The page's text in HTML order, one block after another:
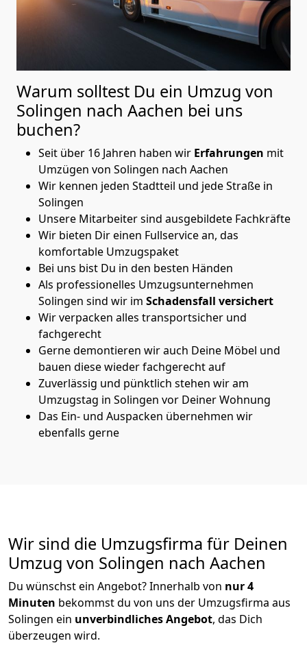
Warum solltest Du ein Umzug von
Solingen nach Aachen bei uns
buchen?
Seit über 16 Jahren haben wir Erfahrungen mit
Umzügen von Solingen nach Aachen
Wir kennen jeden Stadtteil und jede Straße in
Solingen
Unsere Mitarbeiter sind ausgebildete Fachkräfte
Wir bieten Dir einen Fullservice an, das
komfortable Umzugspaket
Bei uns bist Du in den besten Händen
Als professionelles Umzugsunternehmen
Solingen sind wir im Schadensfall versichert
Wir verpacken alles transportsicher und
fachgerecht
Gerne demontieren wir auch Deine Möbel und
bauen diese wieder fachgerecht auf
Zuverlässig und pünktlich stehen wir am
Umzugstag in Solingen vor Deiner Wohnung
Das Ein- und Auspacken übernehmen wir
ebenfalls gerne
Wir sind die Umzugsfirma für Deinen
Umzug von Solingen nach Aachen
Du wünschst ein Angebot? Innerhalb von nur 4
Minuten bekommst du von uns der Umzugsfirma aus
Solingen ein unverbindliches Angebot, das Dich
überzeugen wird.